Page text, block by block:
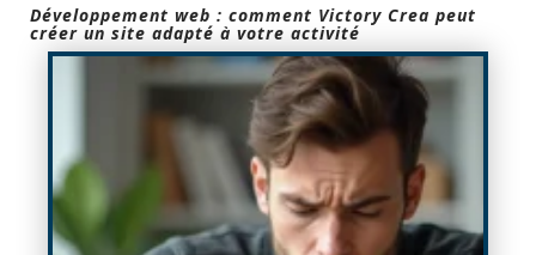
Développement web : comment Victory Crea peut
créer un site adapté à votre activité